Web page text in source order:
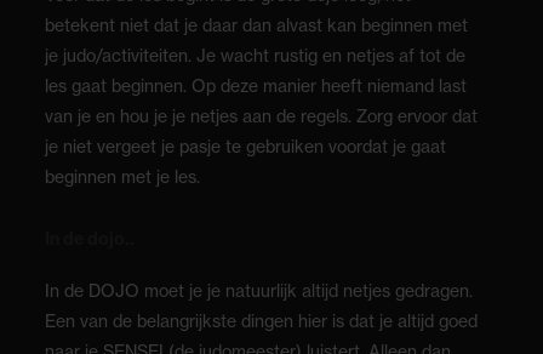
betekent niet dat je daar dan alvast kan beginnen met
je judo/activiteiten. Je wacht rustig en netjes af tot de
les gaat beginnen. Op deze manier heeft niemand last
van je en hou je je netjes aan de regels. Zorg ervoor dat
je niet vergeet je pasje te gebruiken voordat je gaat
beginnen met je les.
In de DOJO moet je je natuurlijk altijd netjes gedragen.
Een van de belangrijkste dingen hier is dat je altijd goed